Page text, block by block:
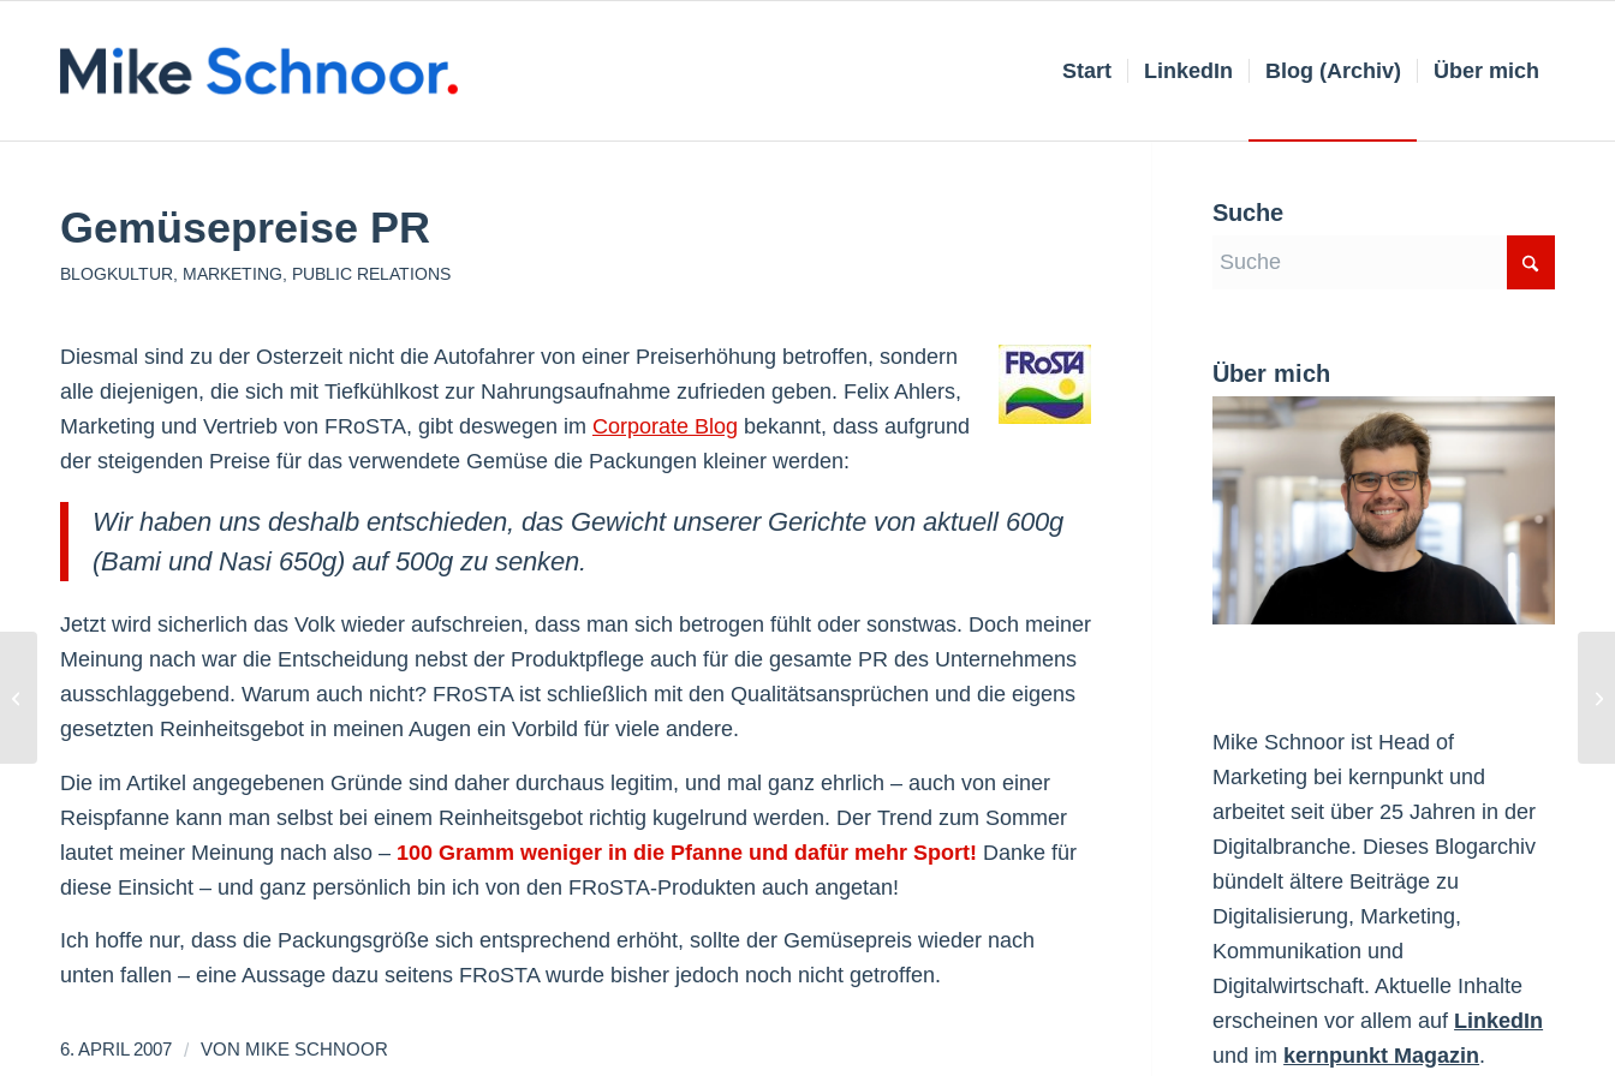
Start LinkedIn Blog (Archiv) Über mich
Gemüsepreise PR
BLOGKULTUR MARKETING PUBLIC RELATIONS
Diesmal sind zu der Osterzeit nicht die Autofahrer von einer Preiserhöhung betroffen, sondern
alle diejenigen, die sich mit Tiefkühlkost zur Nahrungsaufnahme zufrieden geben. Felix Ahlers,
Marketing und Vertrieb von FRoSTA, gibt deswegen im Corporate Blog bekannt, dass aufgrund
der steigenden Preise für das verwendete Gemüse die Packungen kleiner werden:
Wir haben uns deshalb entschieden, das Gewicht unserer Gerichte von aktuell 600g
(Bami und Nasi 650g) auf 500g zu senken.
Jetzt wird sicherlich das Volk wieder aufschreien, dass man sich betrogen fühlt oder sonstwas. Doch meiner
Meinung nach war die Entscheidung nebst der Produktpflege auch für die gesamte PR des Unternehmens
ausschlaggebend. Warum auch nicht? FRoSTA ist schließlich mit den Qualitätsansprüchen und die eigens
gesetzten Reinheitsgebot in meinen Augen ein Vorbild für viele andere.
Die im Artikel angegebenen Gründe sind daher durchaus legitim, und mal ganz ehrlich – auch von einer
Reispfanne kann man selbst bei einem Reinheitsgebot richtig kugelrund werden. Der Trend zum Sommer
lautet meiner Meinung nach also – 100 Gramm weniger in die Pfanne und dafür mehr Sport! Danke für
diese Einsicht – und ganz persönlich bin ich von den FRoSTA-Produkten auch angetan!
Ich hoffe nur, dass die Packungsgröße sich entsprechend erhöht, sollte der Gemüsepreis wieder nach
unten fallen – eine Aussage dazu seitens FRoSTA wurde bisher jedoch noch nicht getroffen.
6. APRIL 2007 / VON MIKE SCHNOOR
Suche
Über mich
Mike Schnoor ist Head of
Marketing bei kernpunkt und
arbeitet seit über 25 Jahren in der
Digitalbranche. Dieses Blogarchiv
bündelt ältere Beiträge zu
Digitalisierung, Marketing,
Kommunikation und
Digitalwirtschaft. Aktuelle Inhalte
erscheinen vor allem auf LinkedIn
und im kernpunkt Magazin.
BarCamp FFM